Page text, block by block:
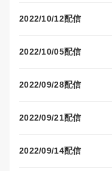
2022/10/12配信
2022/10/05配信
2022/09/28配信
2022/09/21配信
2022/09/14配信